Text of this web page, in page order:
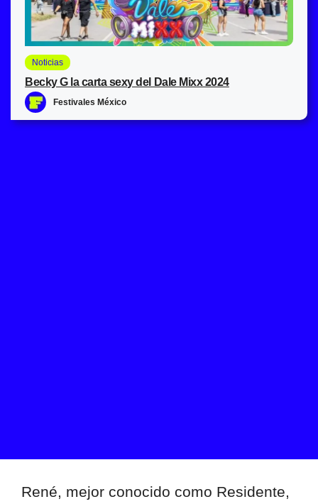
Noticias
Becky G la carta sexy del Dale Mixx 2024
Festivales México
René, mejor conocido como Residente,